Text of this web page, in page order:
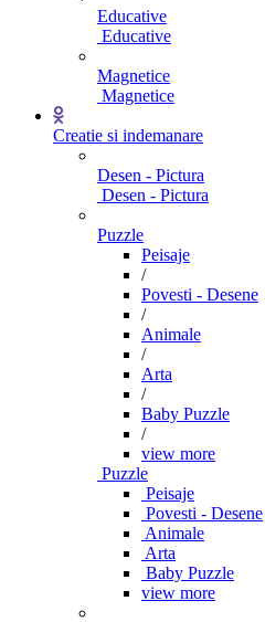
Educative
Educative
Magnetice
Magnetice
Creatie si indemanare
Desen - Pictura
Desen - Pictura
Puzzle
Peisaje
/
Povesti - Desene
/
Animale
/
Arta
/
Baby Puzzle
/
view more
Puzzle
Peisaje
Povesti - Desene
Animale
Arta
Baby Puzzle
view more